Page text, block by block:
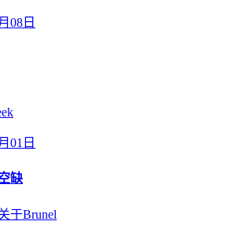
08日
01日
缺
于Brunel